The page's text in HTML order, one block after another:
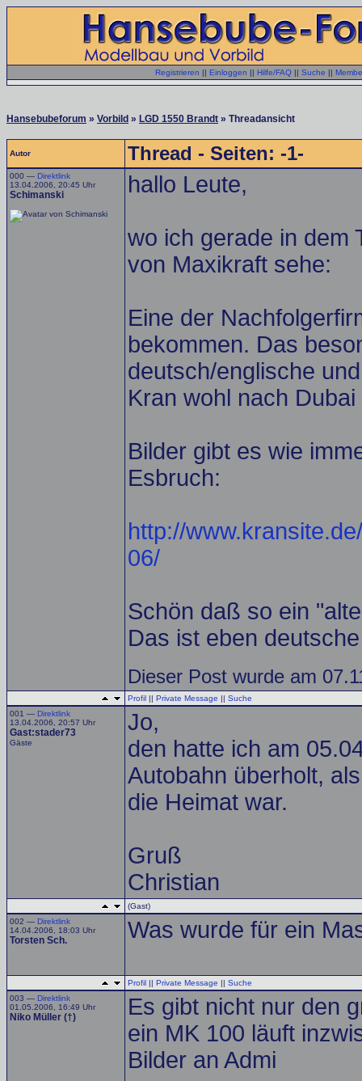
Registrieren || Einloggen || Hilfe/FAQ || Suche ||
Hansebubeforum » Vorbild » LGD 1550 Brandt » Threadansicht
Autor Thread - Seiten: -1-
000 — Direktlink
13.04.2006, 20:45 Uhr
Schimanski hallo Leute,
wo ich gerade in dem
von Maxikraft sehe:
Eine der
bekommen. Das
deutsch/englische
Kran wohl nach Dubai
Bilder gibt es wie
Esbruch:
http://
06/
Schön daß so ein
Das ist eben
Dieser Post wurde am
Profil || Private Message || Suche
001 — Direktlink
13.04.2006, 20:57 Uhr
Gast:stader73
Gäste
Jo,
den hatte ich am
Autobahn überholt,
die Heimat war.
Gruß
Christian
(Gast)
002 — Direktlink
14.04.2006, 18:03 Uhr
Torsten Sch. Was wurde für ein
Profil || Private Message || Suche
003 — Direktlink
01.05.2006, 16:49 Uhr
Niko Müller (†)
Es gibt nicht nur den
ein MK 100 läuft
Bilder an Admi